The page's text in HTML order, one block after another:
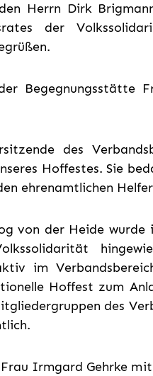
Herrn Dirk
der
Begegnungsstätte
des
Hoffestes. Sie
ehrenamtlichen
von der Heide wurde
im
Hoffest zum
des
Irmgard Gehrke